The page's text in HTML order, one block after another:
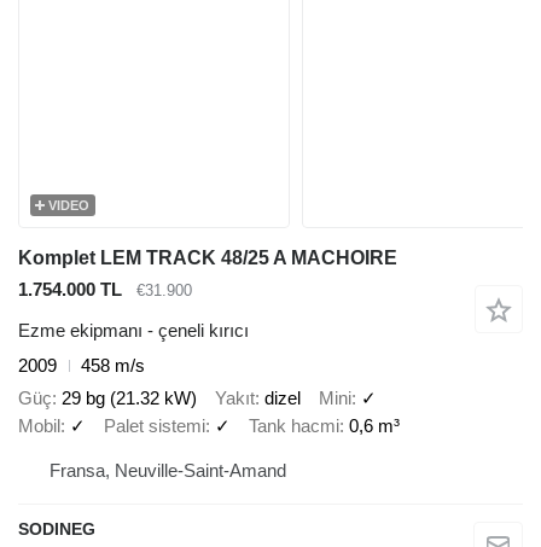
VIDEO
Komplet LEM TRACK 48/25 A MACHOIRE
1.754.000 TL
€31.900
Ezme ekipmanı - çeneli kırıcı
2009
458 m/s
Güç 29 bg (21.32 kW) Yakıt dizel Mini ✓
Mobil ✓ Palet sistemi ✓ Tank hacmi 0,6 m³
Fransa, Neuville-Saint-Amand
SODINEG